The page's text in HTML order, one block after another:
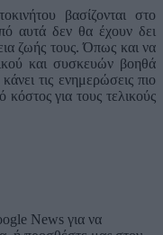
βασίζονται στο
αυτά δεν θα έχουν δει
ζωής τους. Όπως και να
και συσκευών βοηθά
τις ενημερώσεις πιο
για τους τελικούς
News για να